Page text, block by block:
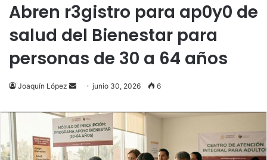
Abren r3gistro para ap0y0 de
salud del Bienestar para
personas de 30 a 64 años
Joaquín López
Send
email
junio 30, 2026 6